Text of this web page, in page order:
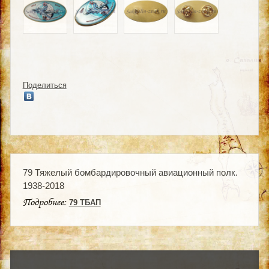
Поделиться
79 Тяжелый бомбардировочный авиационный полк.
1938-2018
Подробнее: 79 ТБАП